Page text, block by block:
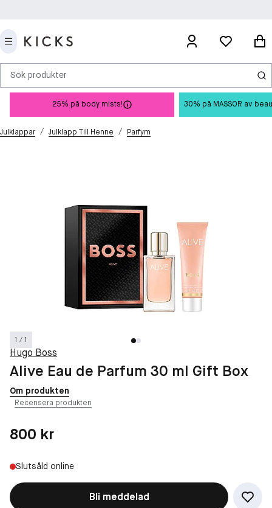
Sök produkter
25% på body mists! 30% på MASSOR av
Julklappar / Julklapp Till Henne / Parfym
1 / 1
Hugo Boss
Alive Eau de Parfum 30 ml Gift Box
Om produkten
Recensera produkten
Pris: 800 kr
800 kr
Slutsåld online
Bli meddelad